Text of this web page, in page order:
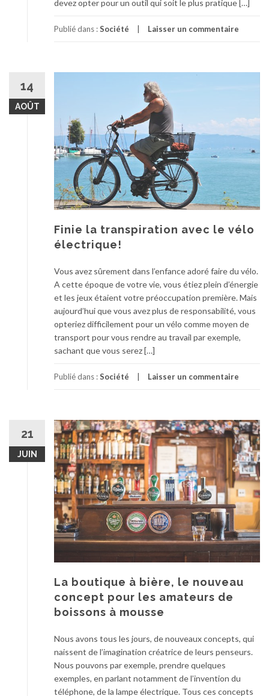
devez opter pour un outil qui soit le plus pratique […]
Publié dans :Société Laisser un commentaire
14
AOÛT
Finie la transpiration avec le vélo
électrique!
Vous avez sûrement dans l’enfance adoré faire du vélo.
A cette époque de votre vie, vous étiez plein d’énergie
et les jeux étaient votre préoccupation première. Mais
aujourd’hui que vous avez plus de responsabilité, vous
opteriez difficilement pour un vélo comme moyen de
transport pour vous rendre au travail par exemple,
sachant que vous serez […]
Publié dans :Société Laisser un commentaire
21
JUIN
La boutique à bière, le nouveau
concept pour les amateurs de
boissons à mousse
Nous avons tous les jours, de nouveaux concepts, qui
naissent de l’imagination créatrice de leurs penseurs.
Nous pouvons par exemple, prendre quelques
exemples, en parlant notamment de l’invention du
téléphone, de la lampe électrique. Tous ces concepts